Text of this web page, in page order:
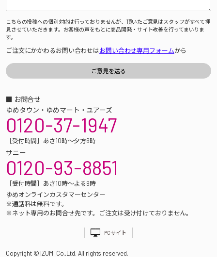
こちらの投稿への個別対応は行っておりませんが、頂いたご意見はスタッフがすべて拝
見させていただきます。お客様の声をもとに商品開発・サイト改善を行ってまいりま
す。
ご注文にかかわるお問い合わせはお問い合わせ専用フォームから
■ お問合せ
ゆめタウン・ゆめマート・ユアーズ
0120-37-1947
［受付時間］あさ10時～夕方6時
サニー
0120-93-8851
［受付時間］あさ10時～よる9時
ゆめオンラインカスタマーセンター
※通話料は無料です。
※ネット専用のお問合せ先です。ご注文は受け付けておりません。
PCサイト
Copyright © IZUMI Co.,Ltd. All rights reserved.